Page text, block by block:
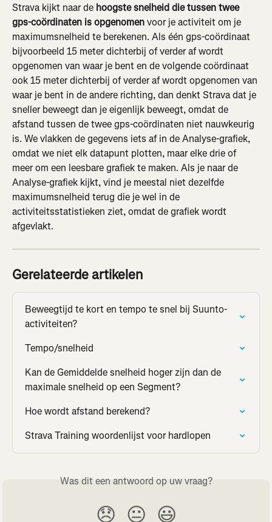
Strava kijkt naar de hoogste snelheid die tussen twee
gps-coördinaten is opgenomen voor je activiteit om je
maximumsnelheid te berekenen. Als één gps-coördinaat
bijvoorbeeld 15 meter dichterbij of verder af wordt
opgenomen van waar je bent en de volgende coördinaat
ook 15 meter dichterbij of verder af wordt opgenomen van
waar je bent in de andere richting, dan denkt Strava dat je
sneller beweegt dan je eigenlijk beweegt, omdat de
afstand tussen de twee gps-coördinaten niet nauwkeurig
is. We vlakken de gegevens iets af in de Analyse-grafiek,
omdat we niet elk datapunt plotten, maar elke drie of
meer om een leesbare grafiek te maken. Als je naar de
Analyse-grafiek kijkt, vind je meestal niet dezelfde
maximumsnelheid terug die je wel in de
activiteitsstatistieken ziet, omdat de grafiek wordt
afgevlakt.
Gerelateerde artikelen
Beweegtijd te kort en tempo te snel bij Suunto-
activiteiten?
Tempo/snelheid
Kan de Gemiddelde snelheid hoger zijn dan de
maximale snelheid op een Segment?
Hoe wordt afstand berekend?
Strava Training woordenlijst voor hardlopen
Was dit een antwoord op uw vraag?
😞 😐 😃